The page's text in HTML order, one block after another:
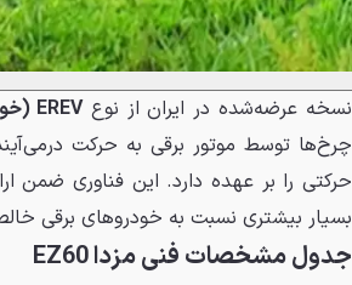
نسخه عرضه‌شده در ایران از نوعEREV (خودروی برقی با افزایش‌دهنده برد)
چرخ‌ها توسط موتور برقی به حرکت
حرکتی را بر عهده دارد. این فناوری
بسیار بیشتری نسبت به خودروهای برقی
جدول مشخصات فنی مزدا EZ60